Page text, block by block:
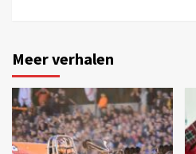
Meer verhalen